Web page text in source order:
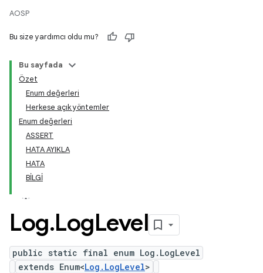
AOSP
Bu size yardımcı oldu mu?
Bu sayfada
Özet
Enum değerleri
Herkese açık yöntemler
Enum değerleri
ASSERT
HATA AYIKLA
HATA
BİLGİ
Log.LogLevel
public static final enum Log.LogLevel
extends Enum<Log.LogLevel>